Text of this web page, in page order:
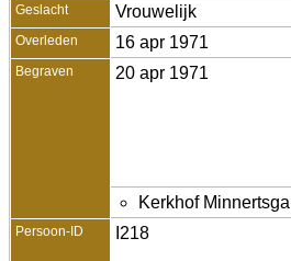
Geslacht Vrouwelijk
Overleden 16 apr 1971
Begraven 20 apr 1971
Kerkhof
Persoon-ID I218